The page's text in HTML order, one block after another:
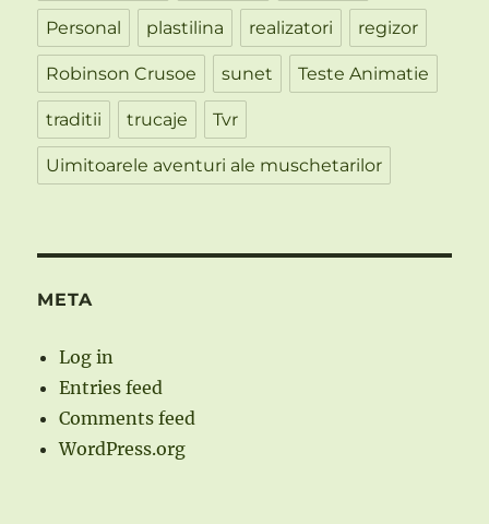
Personal plastilina realizatori regizor
Robinson Crusoe sunet Teste Animatie
traditii trucaje Tvr
Uimitoarele aventuri ale muschetarilor
META
Log in
Entries feed
Comments feed
WordPress.org